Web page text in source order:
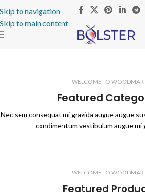
Skip to navigation
Skip to main content
Men's WearWELCOME TO
Featured
Nec sem consequat mi gravida augue augue
condimentum vestibulum augue mi
WELCOME TO
Featured